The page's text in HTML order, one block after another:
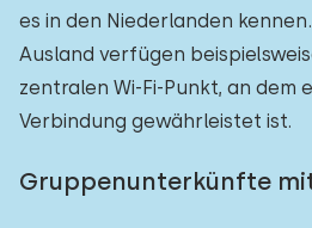
es in den Niederlanden
Ausland verfügen
zentralen Wi-Fi-Punkt, an dem
Verbindung gewährleistet ist.
Gruppenunterkünfte